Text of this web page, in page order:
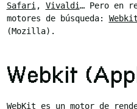
Safari , Vivaldi… Pero en
motores de búsqueda: Webkit
(Mozilla).
Webkit
WebKit es un motor de